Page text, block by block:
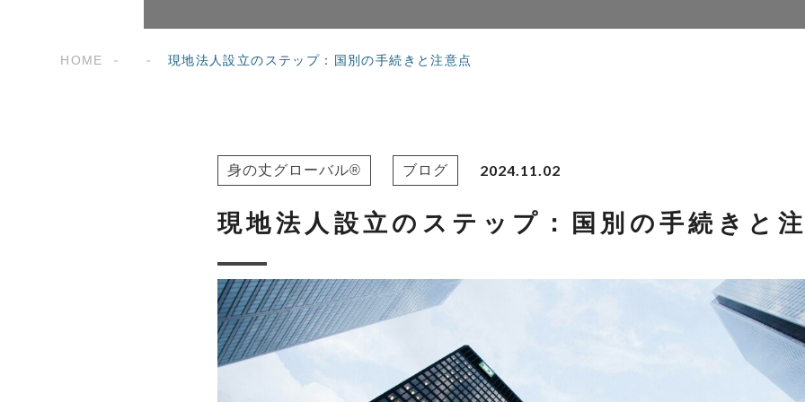
HOME 現地法人設立のステップ：国別の手続きと注意点
身の丈グローバル® ブログ 2024.11.02
現地法人設立のステップ：国別の手続きと